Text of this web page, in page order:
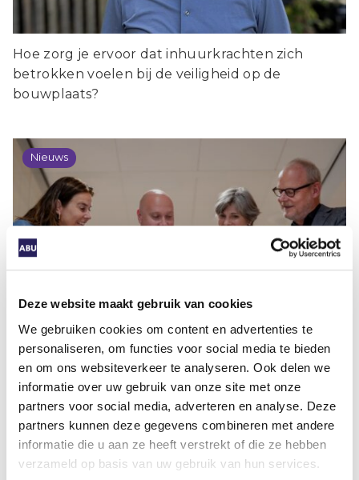
Deze website maakt gebruik van cookies
We gebruiken cookies om content en advertenties te
personaliseren, om functies voor social media te bieden
en om ons websiteverkeer te analyseren. Ook delen we
informatie over uw gebruik van onze site met onze
partners voor social media, adverteren en analyse. Deze
partners kunnen deze gegevens combineren met andere
informatie die u aan ze heeft verstrekt of die ze hebben
verzameld op basis van uw gebruik van hun services.
Hoe zorg je ervoor dat inhuurkrachten zich
betrokken voelen bij de veiligheid op de
bouwplaats?
Nieuws
Minister Aartsen ontvangt uitgave De
weg naar (passend) werk
Lees inspirerende voorbeelden uit verschillende
arbeidsmarktregio's en info over de route naar
werk voor statushouders.